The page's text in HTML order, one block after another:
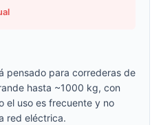
pensado para correderas de
hasta ~1000 kg, con
el uso es frecuente y no
red eléctrica.